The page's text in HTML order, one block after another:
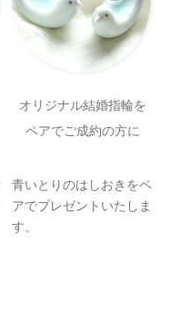
オリジナル結婚指輪を
ペアでご成約の方に
青いとりのはしおきをペ
アでプレゼントいたしま
す。